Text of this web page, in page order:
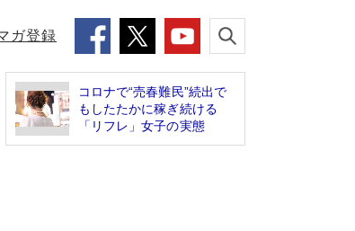
ガ登録
コロナで“売春難民”続出で
もしたたかに稼ぎ続ける
「リフレ」女子の実態